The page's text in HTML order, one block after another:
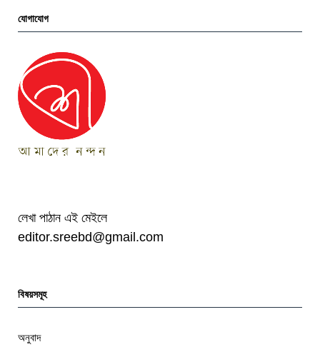
যোগাযোগ
লেখা পাঠান এই মেইলে
editor.sreebd@gmail.com
বিষয়সমূহ
অনুবাদ